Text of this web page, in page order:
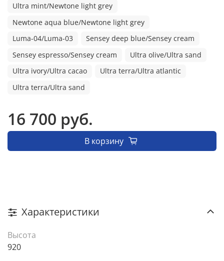
Ultra mint/Newtone light grey
Newtone aqua blue/Newtone light grey
Luma-04/Luma-03
Sensey deep blue/Sensey cream
Sensey espresso/Sensey cream
Ultra olive/Ultra sand
Ultra ivory/Ultra cacao
Ultra terra/Ultra atlantic
Ultra terra/Ultra sand
16 700 руб.
В корзину
Характеристики
Высота
920